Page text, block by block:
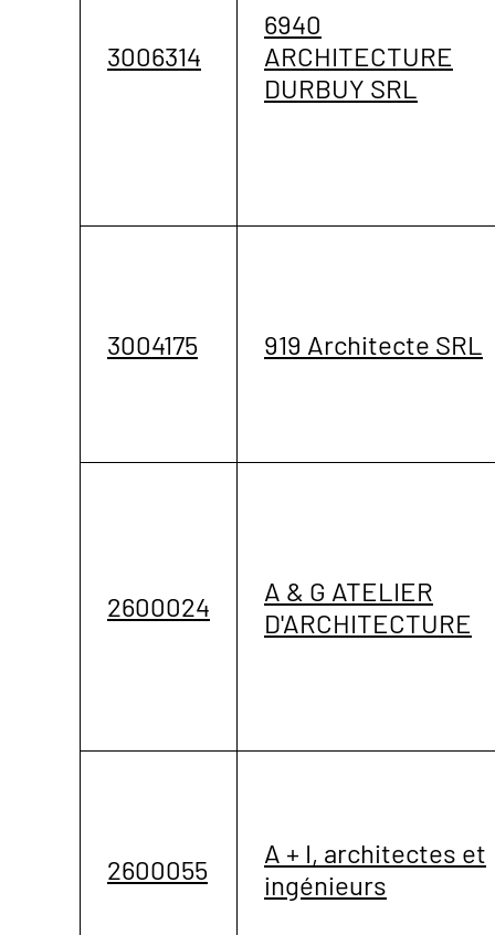
3006314
6940
ARCHITECTURE
DURBUY SRL
3004175 919 Architecte SRL
2600024
A & G ATELIER
D'ARCHITECTURE
2600055
A + I, architectes et
ingénieurs